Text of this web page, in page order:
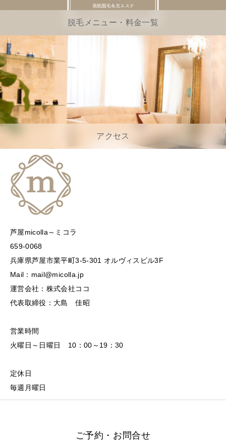
脱毛メニュー・料金一覧
アクセス
芦屋micolla～ミコラ
659-0068
兵庫県芦屋市業平町3-5-301 オルヴィスビル3F
Mail：mail@micolla.jp
運営会社：株式会社ココ
代表取締役：大島 佳昭
営業時間
火曜日～日曜日 10：00～19：30
定休日
毎週月曜日
ご予約・お問合せ